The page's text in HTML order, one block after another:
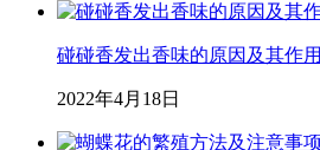
碰碰香发出香味的原因及其作用
2022年4月18日